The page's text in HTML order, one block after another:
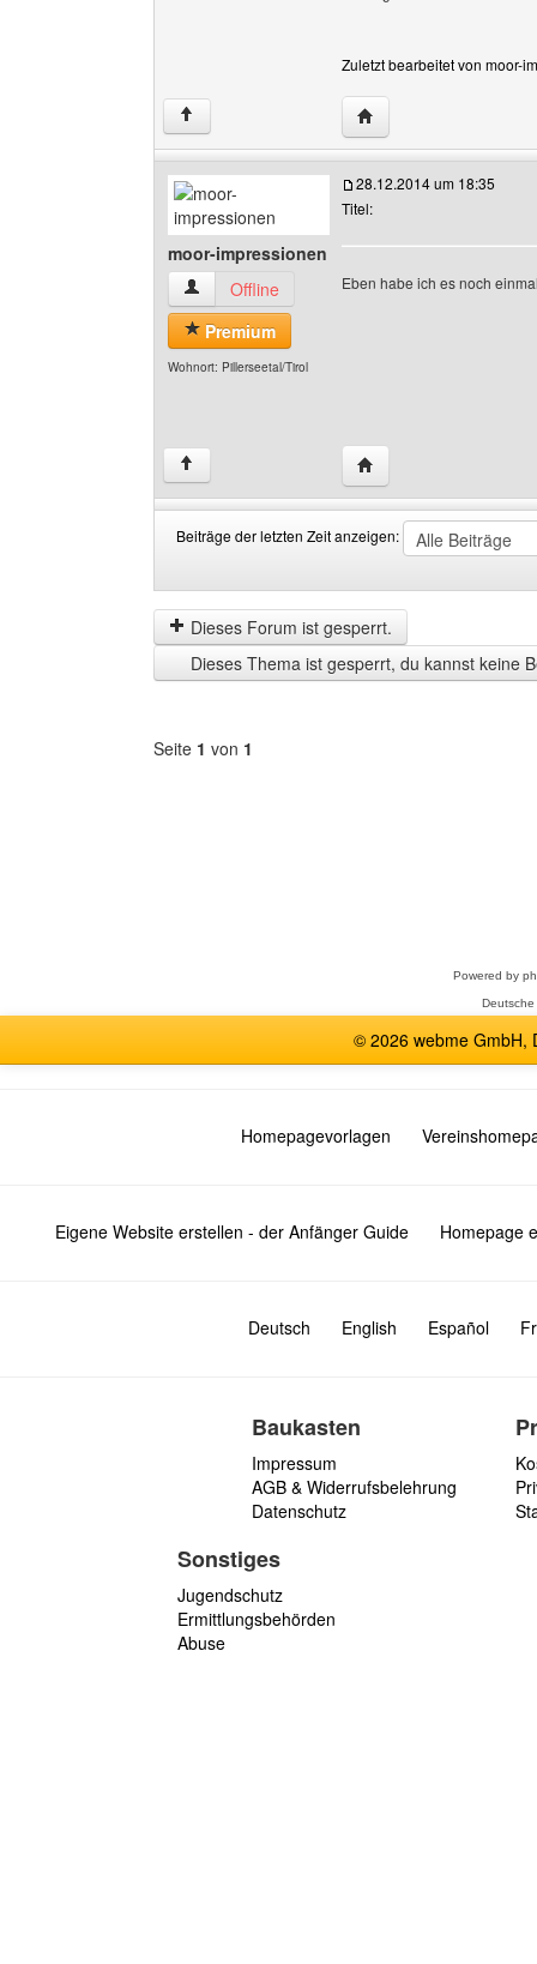
Zuletzt bearbeitet von moor-
↑ Website dieses
moor-impressionen
moor-impressionen Benutzer-Profile anzeigen
Offline
Premium
Wohnort: Pillerseetal/Tirol
28.12.2014 um 18:35
Titel:
Eben habe ich es noch
↑ Website dieses
Beiträge der letzten Zeit anzeigen:
der
letzten
Zeit
anzeigen
by
Dieses Forum ist gesperrt.
Dieses Thema ist gesperrt, du kannst keine
Seite 1 von 1
Powered by
© 2026 webme GmbH,
Homepagevorlagen
Eigene Website erstellen - der Anfänger Guide Homepage
Deutsch English Español
Baukasten
Impressum
AGB & Widerrufsbelehrung
Datenschutz
Sonstiges
Jugendschutz
Ermittlungsbehörden
Abuse